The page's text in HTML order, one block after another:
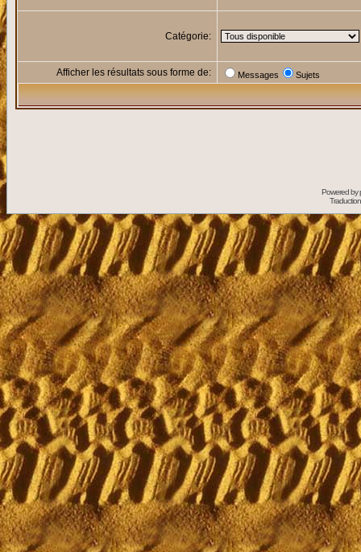
Catégorie:
Afficher les résultats sous forme de: Messages Sujets
Powered by